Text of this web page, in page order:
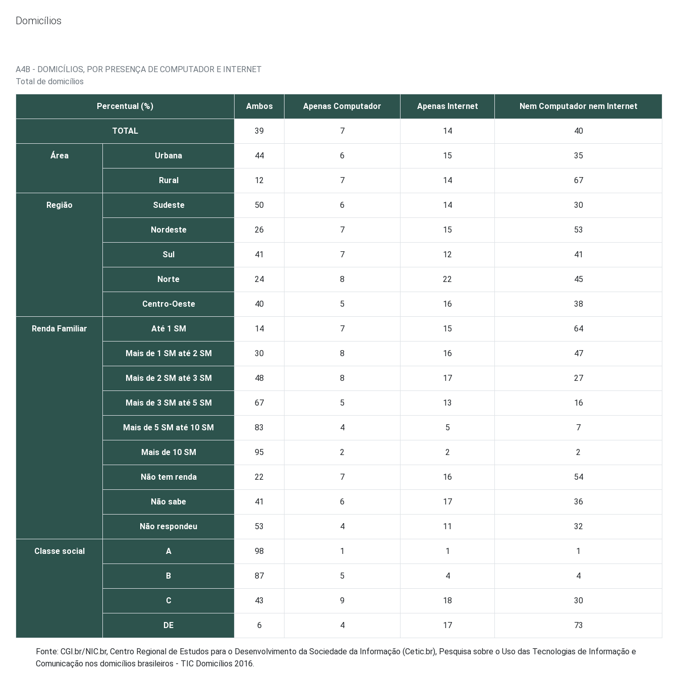
Domicílios
A4B - DOMICÍLIOS, POR PRESENÇA DE COMPUTADOR E INTERNET
Total de domicílios
Percentual (%) Ambos Apenas Computador Apenas Internet Nem Computador nem Internet
TOTAL 39 7 14 40
Área Urbana 44 6 15 35
Rural 12 7 14 67
Região Sudeste 50 6 14 30
Nordeste 26 7 15 53
Sul 41 7 12 41
Norte 24 8 22 45
Centro-Oeste 40 5 16 38
Renda Familiar Até 1 SM 14 7 15 64
Mais de 1 SM até 2 SM 30 8 16 47
Mais de 2 SM até 3 SM 48 8 17 27
Mais de 3 SM até 5 SM 67 5 13 16
Mais de 5 SM até 10 SM 83 4 5 7
Mais de 10 SM 95 2 2 2
Não tem renda 22 7 16 54
Não sabe 41 6 17 36
Não respondeu 53 4 11 32
Classe social A 98 1 1 1
B 87 5 4 4
C 43 9 18 30
DE 6 4 17 73
Fonte: CGI.br/NIC.br, Centro Regional de Estudos para o Desenvolvimento da Sociedade da Informação (Cetic.br), Pesquisa sobre o Uso das Tecnologias de Informação e
Comunicação nos domicílios brasileiros - TIC Domicílios 2016.